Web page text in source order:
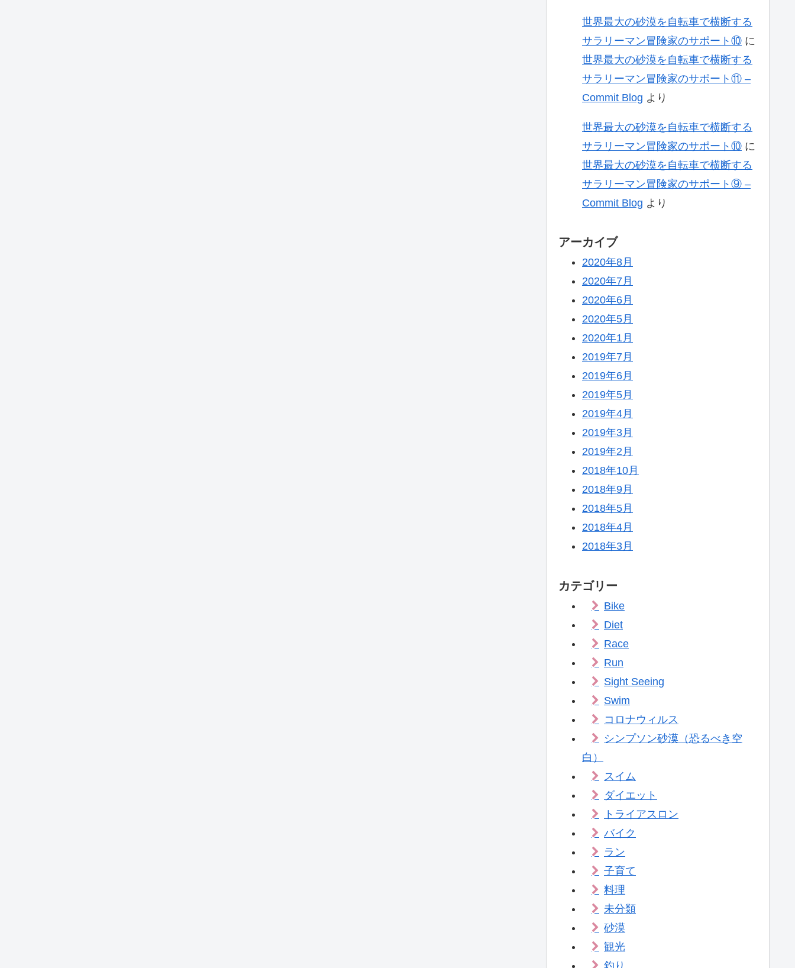
世界最大の砂漠を自転車で横断する
サラリーマン冒険家のサポート⑩ に
世界最大の砂漠を自転車で横断する
サラリーマン冒険家のサポート⑪ –
Commit Blog より
世界最大の砂漠を自転車で横断する
サラリーマン冒険家のサポート⑩ に
世界最大の砂漠を自転車で横断する
サラリーマン冒険家のサポート⑨ –
Commit Blog より
アーカイブ
2020年8月
2020年7月
2020年6月
2020年5月
2020年1月
2019年7月
2019年6月
2019年5月
2019年4月
2019年3月
2019年2月
2018年10月
2018年9月
2018年5月
2018年4月
2018年3月
カテゴリー
Bike
Diet
Race
Run
Sight Seeing
Swim
コロナウィルス
シンプソン砂漠（恐るべき空
白）
スイム
ダイエット
トライアスロン
バイク
ラン
子育て
料理
未分類
砂漠
観光
釣り